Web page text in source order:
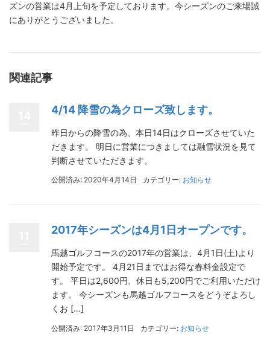
ズンの営業は4月上旬を予定しております。今シーズンのご来場誠
にありがとうございました。
関連記事
4/14 降雪の為クローズ致します。
昨日からの降雪の為、本日14日はクローズさせていた
だきます。 明日に営業につきましては融雪状況を見て
判断させていただきます。
公開済み: 2020年4月14日 カテゴリー: お知らせ
2017年シーズンは4月1日オープンです。
馬越ゴルフコースの2017年の営業は、4月1日(土)より
開始予定です。 4月21日まではお得な春料金設定で
す。 平日は2,600円、休日も5,200円でご利用いただけ
ます。 今シーズンも馬越ゴルフコースをどうぞよろし
くお […]
公開済み: 2017年3月11日 カテゴリー: お知らせ